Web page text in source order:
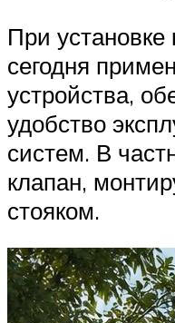
При
сегодня
устройства,
удобство
систем. В
клапан,
стояком.